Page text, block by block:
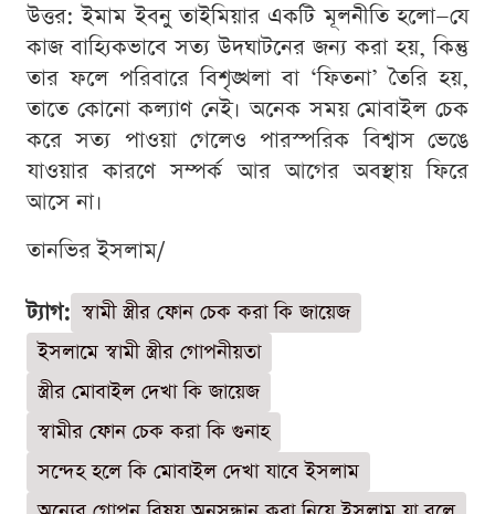
উত্তর: ইমাম ইবনু তাইমিয়ার একটি মূলনীতি হলো—যে
কাজ বাহ্যিকভাবে সত্য উদঘাটনের জন্য করা হয়, কিন্তু
তার ফলে পরিবারে বিশৃঙ্খলা বা ‘ফিতনা’ তৈরি হয়,
তাতে কোনো কল্যাণ নেই। অনেক সময় মোবাইল চেক
করে সত্য পাওয়া গেলেও পারস্পরিক বিশ্বাস ভেঙে
যাওয়ার কারণে সম্পর্ক আর আগের অবস্থায় ফিরে
আসে না।
তানভির ইসলাম/
ট্যাগ: স্বামী স্ত্রীর ফোন চেক করা কি জায়েজ
ইসলামে স্বামী স্ত্রীর গোপনীয়তা
স্ত্রীর মোবাইল দেখা কি জায়েজ
স্বামীর ফোন চেক করা কি গুনাহ
সন্দেহ হলে কি মোবাইল দেখা যাবে ইসলাম